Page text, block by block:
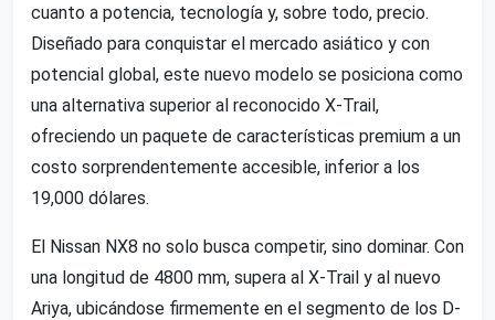
cuanto a potencia, tecnología y, sobre todo, precio.
Diseñado para conquistar el mercado asiático y con
potencial global, este nuevo modelo se posiciona como
una alternativa superior al reconocido X-Trail,
ofreciendo un paquete de características premium a un
costo sorprendentemente accesible, inferior a los
19,000 dólares.
El Nissan NX8 no solo busca competir, sino dominar. Con
una longitud de 4800 mm, supera al X-Trail y al nuevo
Ariya, ubicándose firmemente en el segmento de los D-